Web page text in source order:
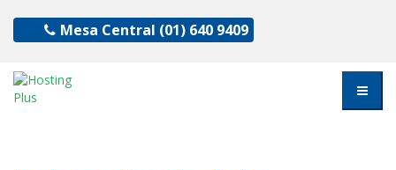
Mesa Central (01) 640 9409